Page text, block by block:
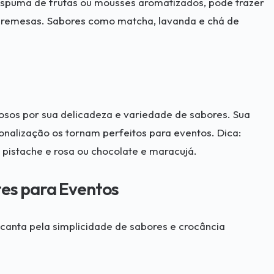
Sabores como matcha, lavanda e chá de
por sua delicadeza e variedade de sabores. Sua
os tornam perfeitos para eventos. Dica:
e rosa ou chocolate e maracujá.
para Eventos
pela simplicidade de sabores e crocância